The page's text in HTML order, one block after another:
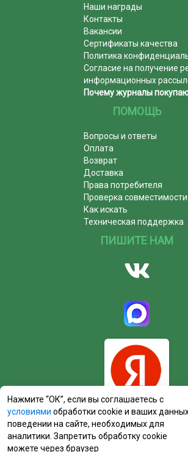
Наши награды
Контакты
Вакансии
Сертификаты качества
Политика
Согласие на получение
информационных
Почему журналы
ПОМОЩЬ
Вопросы и ответы
Оплата
Возврат
Доставка
Права потребителя
Проверка совместимости
Как искать
Техническая поддержка
ПИШИТЕ НАМ
Нажмите “ОК”, если вы соглашаетесь с
условиями обработки cookie и ваших
поведении на сайте, необходимых для
аналитики. Запретить обработку cookie
можете через браузер